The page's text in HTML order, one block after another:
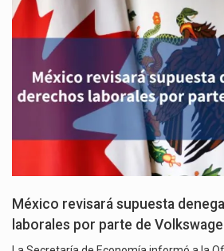
México revisará supuesta
laborales por parte de